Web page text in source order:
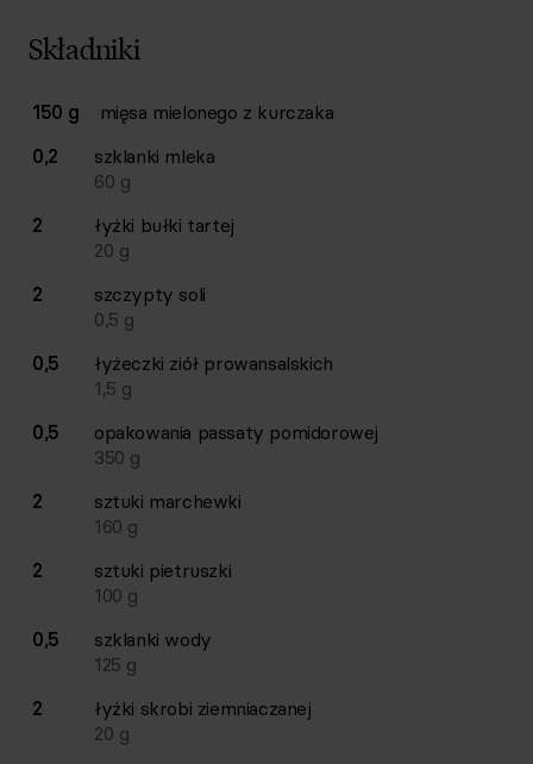
Składniki
Lista składników przepisu z ilościami i wagami
Ilość Składnik
150 g
mięsa mielonego z kurczaka
0,2
szklanki mleka
60 g
2
łyżki bułki tartej
20 g
2
szczypty soli
0,5 g
0,5
łyżeczki ziół prowansalskich
1,5 g
0,5
opakowania passaty pomidorowej
350 g
2
sztuki marchewki
160 g
2
sztuki pietruszki
100 g
0,5
szklanki wody
125 g
2
łyżki skrobi ziemniaczanej
20 g